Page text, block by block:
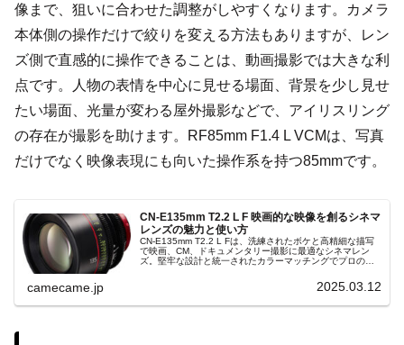
像まで、狙いに合わせた調整がしやすくなります。カメラ
本体側の操作だけで絞りを変える方法もありますが、レン
ズ側で直感的に操作できることは、動画撮影では大きな利
点です。人物の表情を中心に見せる場面、背景を少し見せ
たい場面、光量が変わる屋外撮影などで、アイリスリング
の存在が撮影を助けます。RF85mm F1.4 L VCMは、写真
だけでなく映像表現にも向いた操作系を持つ85mmです。
CN-E135mm T2.2 L F 映画的な映像を創るシネマ
レンズの魅力と使い方
CN-E135mm T2.2 L Fは、洗練されたボケと高精細な描写
で映画、CM、ドキュメンタリー撮影に最適なシネマレン
ズ。堅牢な設計と統一されたカラーマッチングでプロの現
camecame.jp 2025.03.12